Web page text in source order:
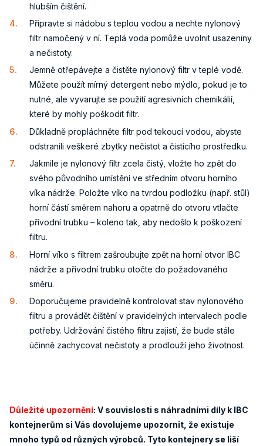
hlubším čištění.
Připravte si nádobu s teplou vodou a nechte nylonový
filtr namočený v ní. Teplá voda pomůže uvolnit usazeniny
a nečistoty.
Jemně otřepávejte a čistěte nylonový filtr v teplé vodě.
Můžete použít mírný detergent nebo mýdlo, pokud je to
nutné, ale vyvarujte se použití agresivních chemikálií,
které by mohly poškodit filtr.
Důkladně propláchněte filtr pod tekoucí vodou, abyste
odstranili veškeré zbytky nečistot a čistícího prostředku.
Jakmile je nylonový filtr zcela čistý, vložte ho zpět do
svého původního umístění ve středním otvoru horního
víka nádrže. Položte víko na tvrdou podložku (např. stůl)
horní částí směrem nahoru a opatrně do otvoru vtlačte
přívodní trubku – koleno tak, aby nedošlo k poškození
filtru.
Horní víko s filtrem zašroubujte zpět na horní otvor IBC
nádrže a přívodní trubku otočte do požadovaného
směru.
Doporučujeme pravidelně kontrolovat stav nylonového
filtru a provádět čištění v pravidelných intervalech podle
potřeby. Udržování čistého filtru zajistí, že bude stále
účinně zachycovat nečistoty a prodlouží jeho životnost.
Důležité upozornění: V souvislosti s náhradními díly k IBC
kontejnerům si Vás dovolujeme upozornit, že existuje
mnoho typů od různých výrobců. Tyto kontejnery se liší